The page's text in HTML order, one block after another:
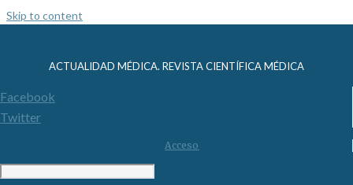
Skip to content
ACTUALIDAD MÉDICA. REVISTA CIENTÍFICA MÉDICA
Facebook
Twitter
Acceso